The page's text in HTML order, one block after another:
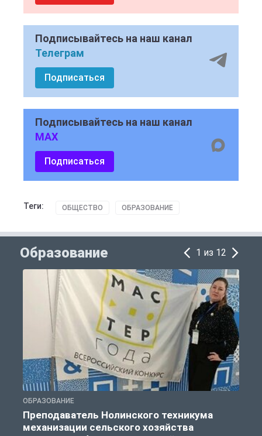
Подписывайтесь на наш канал
Телеграм
Подписаться
Подписывайтесь на наш канал
MAX
Подписаться
Теги: ОБЩЕСТВО ОБРАЗОВАНИЕ
Образование 1 из 12
ОБРАЗОВАНИЕ
Преподаватель Нолинского техникума
механизации сельского хозяйства